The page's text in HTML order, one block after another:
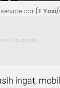
car (F
ingat,